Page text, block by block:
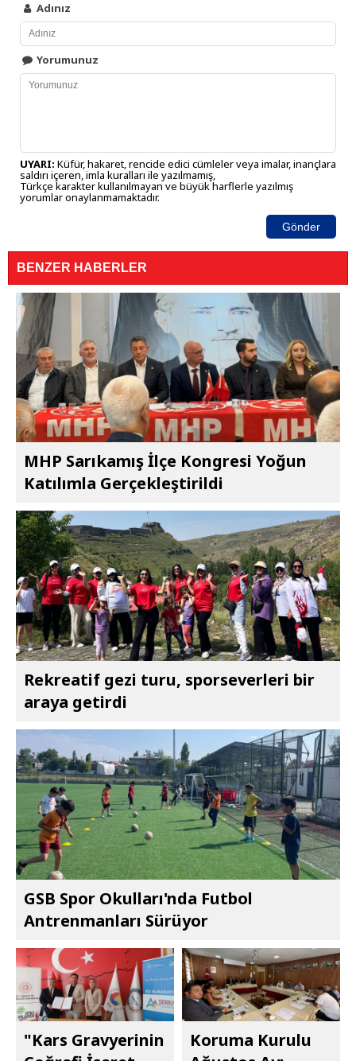
Adınız
Yorumunuz
UYARI: Küfür, hakaret, rencide edici cümleler veya imalar, inançlara
saldırı içeren, imla kuralları ile yazılmamış,
Türkçe karakter kullanılmayan ve büyük harflerle yazılmış
yorumlar onaylanmamaktadır.
Gönder
BENZER HABERLER
MHP Sarıkamış İlçe Kongresi Yoğun
Katılımla Gerçekleştirildi
Rekreatif gezi turu, sporseverleri bir
araya getirdi
GSB Spor Okulları'nda Futbol
Antrenmanları Sürüyor
"Kars Gravyerinin
Koruma Kurulu